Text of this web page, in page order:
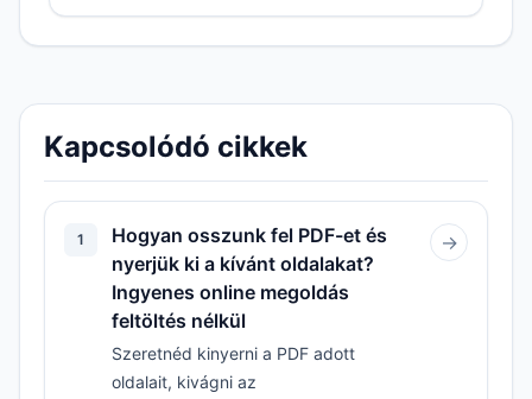
Kapcsolódó cikkek
1
Hogyan osszunk fel PDF-et és
nyerjük ki a kívánt oldalakat?
Ingyenes online megoldás
feltöltés nélkül
Szeretnéd kinyerni a PDF adott
oldalait, kivágni az
→